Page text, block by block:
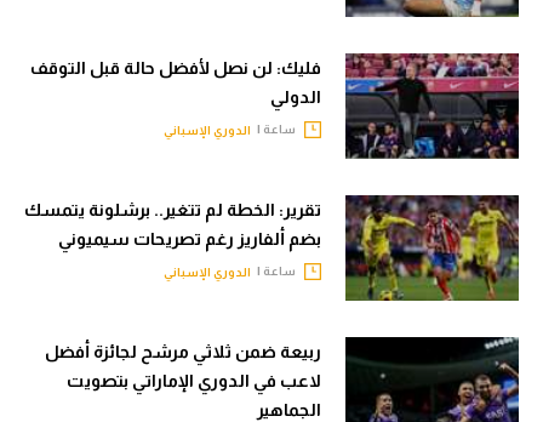
فليك: لن نصل لأفضل حالة قبل التوقف
الدولي
ساعة | الدوري الإسباني
تقرير: الخطة لم تتغير.. برشلونة يتمسك
بضم ألفاريز رغم تصريحات سيميوني
ساعة | الدوري الإسباني
ربيعة ضمن ثلاثي مرشح لجائزة أفضل
لاعب في الدوري الإماراتي بتصويت
الجماهير